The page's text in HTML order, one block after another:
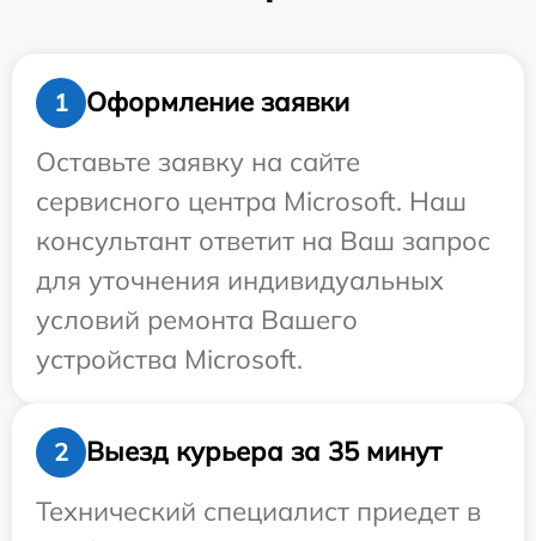
1
Оформление заявки
Оставьте заявку на сайте
сервисного центра Microsoft. Наш
консультант ответит на Ваш запрос
для уточнения индивидуальных
условий ремонта Вашего
устройства Microsoft.
2
Выезд курьера за 35 минут
Технический специалист приедет в